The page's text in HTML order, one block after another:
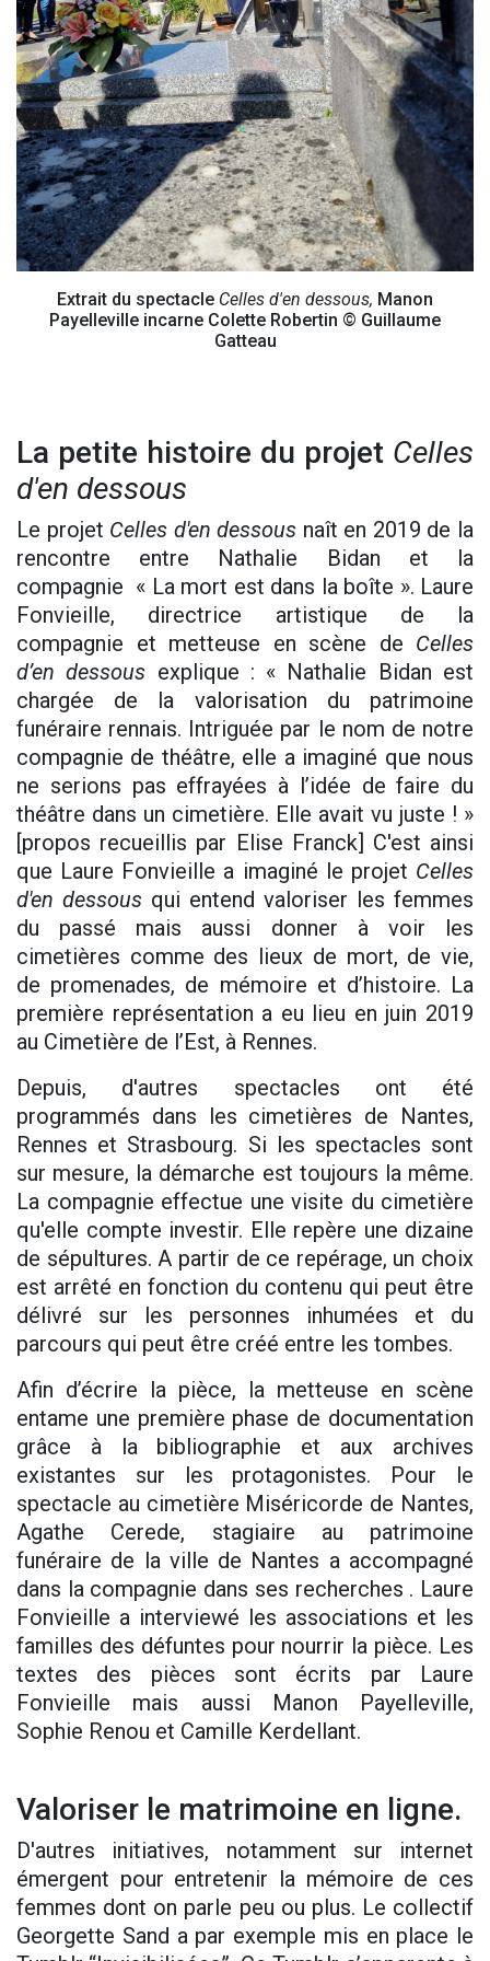
Extrait du spectacle Celles d'en dessous, Manon
Payelleville incarne Colette Robertin © Guillaume
Gatteau
La petite histoire du projet Celles
d'en dessous
Le projet Celles d'en dessous naît en 2019 de la
rencontre entre Nathalie Bidan et la
compagnie « La mort est dans la boîte ». Laure
Fonvieille, directrice artistique de la
compagnie et metteuse en scène de Celles
d’en dessous explique : « Nathalie Bidan est
chargée de la valorisation du patrimoine
funéraire rennais. Intriguée par le nom de notre
compagnie de théâtre, elle a imaginé que nous
ne serions pas effrayées à l’idée de faire du
théâtre dans un cimetière. Elle avait vu juste ! »
[propos recueillis par Elise Franck] C'est ainsi
que Laure Fonvieille a imaginé le projet Celles
d'en dessous qui entend valoriser les femmes
du passé mais aussi donner à voir les
cimetières comme des lieux de mort, de vie,
de promenades, de mémoire et d’histoire. La
première représentation a eu lieu en juin 2019
au Cimetière de l’Est, à Rennes.
Depuis, d'autres spectacles ont été
programmés dans les cimetières de Nantes,
Rennes et Strasbourg. Si les spectacles sont
sur mesure, la démarche est toujours la même.
La compagnie effectue une visite du cimetière
qu'elle compte investir. Elle repère une dizaine
de sépultures. A partir de ce repérage, un choix
est arrêté en fonction du contenu qui peut être
délivré sur les personnes inhumées et du
parcours qui peut être créé entre les tombes.
Afin d’écrire la pièce, la metteuse en scène
entame une première phase de documentation
grâce à la bibliographie et aux archives
existantes sur les protagonistes. Pour le
spectacle au cimetière Miséricorde de Nantes,
Agathe Cerede, stagiaire au patrimoine
funéraire de la ville de Nantes a accompagné
dans la compagnie dans ses recherches . Laure
Fonvieille a interviewé les associations et les
familles des défuntes pour nourrir la pièce. Les
textes des pièces sont écrits par Laure
Fonvieille mais aussi Manon Payelleville,
Sophie Renou et Camille Kerdellant.
Valoriser le matrimoine en ligne.
D'autres initiatives, notamment sur internet
émergent pour entretenir la mémoire de ces
femmes dont on parle peu ou plus. Le collectif
Georgette Sand a par exemple mis en place le